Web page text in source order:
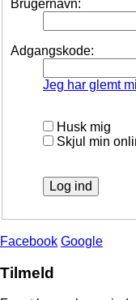
Brugernavn:
Adgangskode:
Jeg har glemt
Husk mig
Skjul min
Facebook Google
Tilmeld